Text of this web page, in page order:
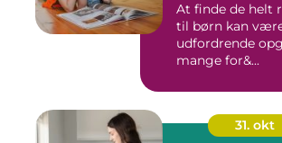
At finde de helt
til børn kan
udfordrende
mange for&...
31. okt